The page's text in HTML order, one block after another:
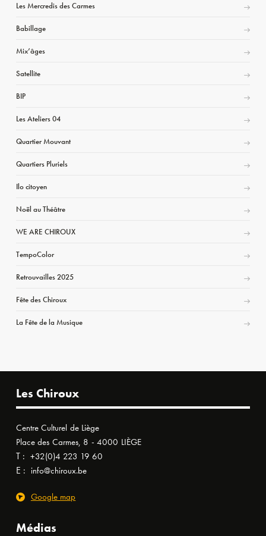
Les Mercredis des Carmes
Babillage
Mix’âges
Satellite
BIP
Les Ateliers 04
Quartier Mouvant
Quartiers Pluriels
Ilo citoyen
Noël au Théâtre
WE ARE CHIROUX
TempoColor
Retrouvailles 2025
Fête des Chiroux
La Fête de la Musique
Les Chiroux
Centre Culturel de Liège
Place des Carmes, 8 - 4000 LIÈGE
T : +32(0)4 223 19 60
E : info@chiroux.be
Google map
Médias